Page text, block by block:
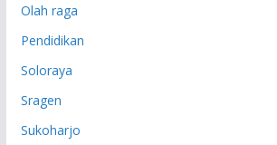
Olah raga
Pendidikan
Soloraya
Sragen
Sukoharjo